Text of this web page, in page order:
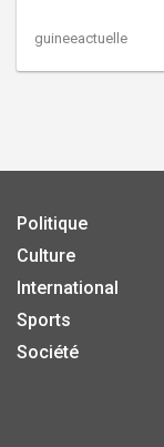
guineeactuelle
Politique
Culture
International
Sports
Société